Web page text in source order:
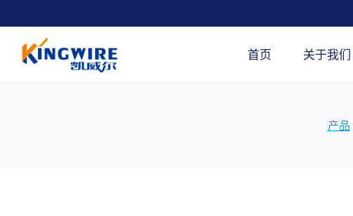
到
首页 关于我们
产品